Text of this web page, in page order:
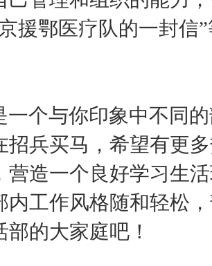
援鄂医疗队的一封信
一个与你印象中不同
招兵买马，希望有更
营造一个良好学习生
内工作风格随和轻松
部的大家庭吧！